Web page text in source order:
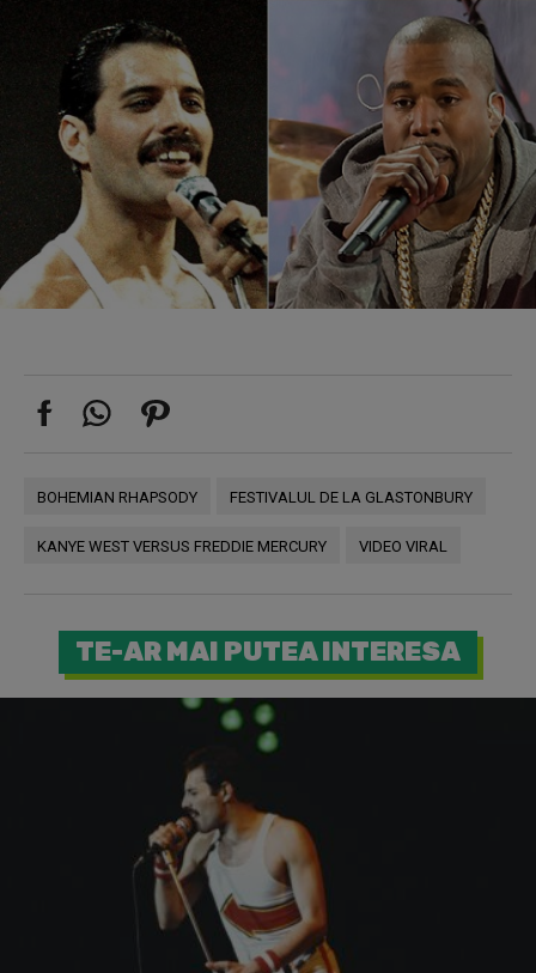
BOHEMIAN RHAPSODY FESTIVALUL DE LA GLASTONBURY
KANYE WEST VERSUS FREDDIE MERCURY VIDEO VIRAL
TE-AR MAI PUTEA INTERESA